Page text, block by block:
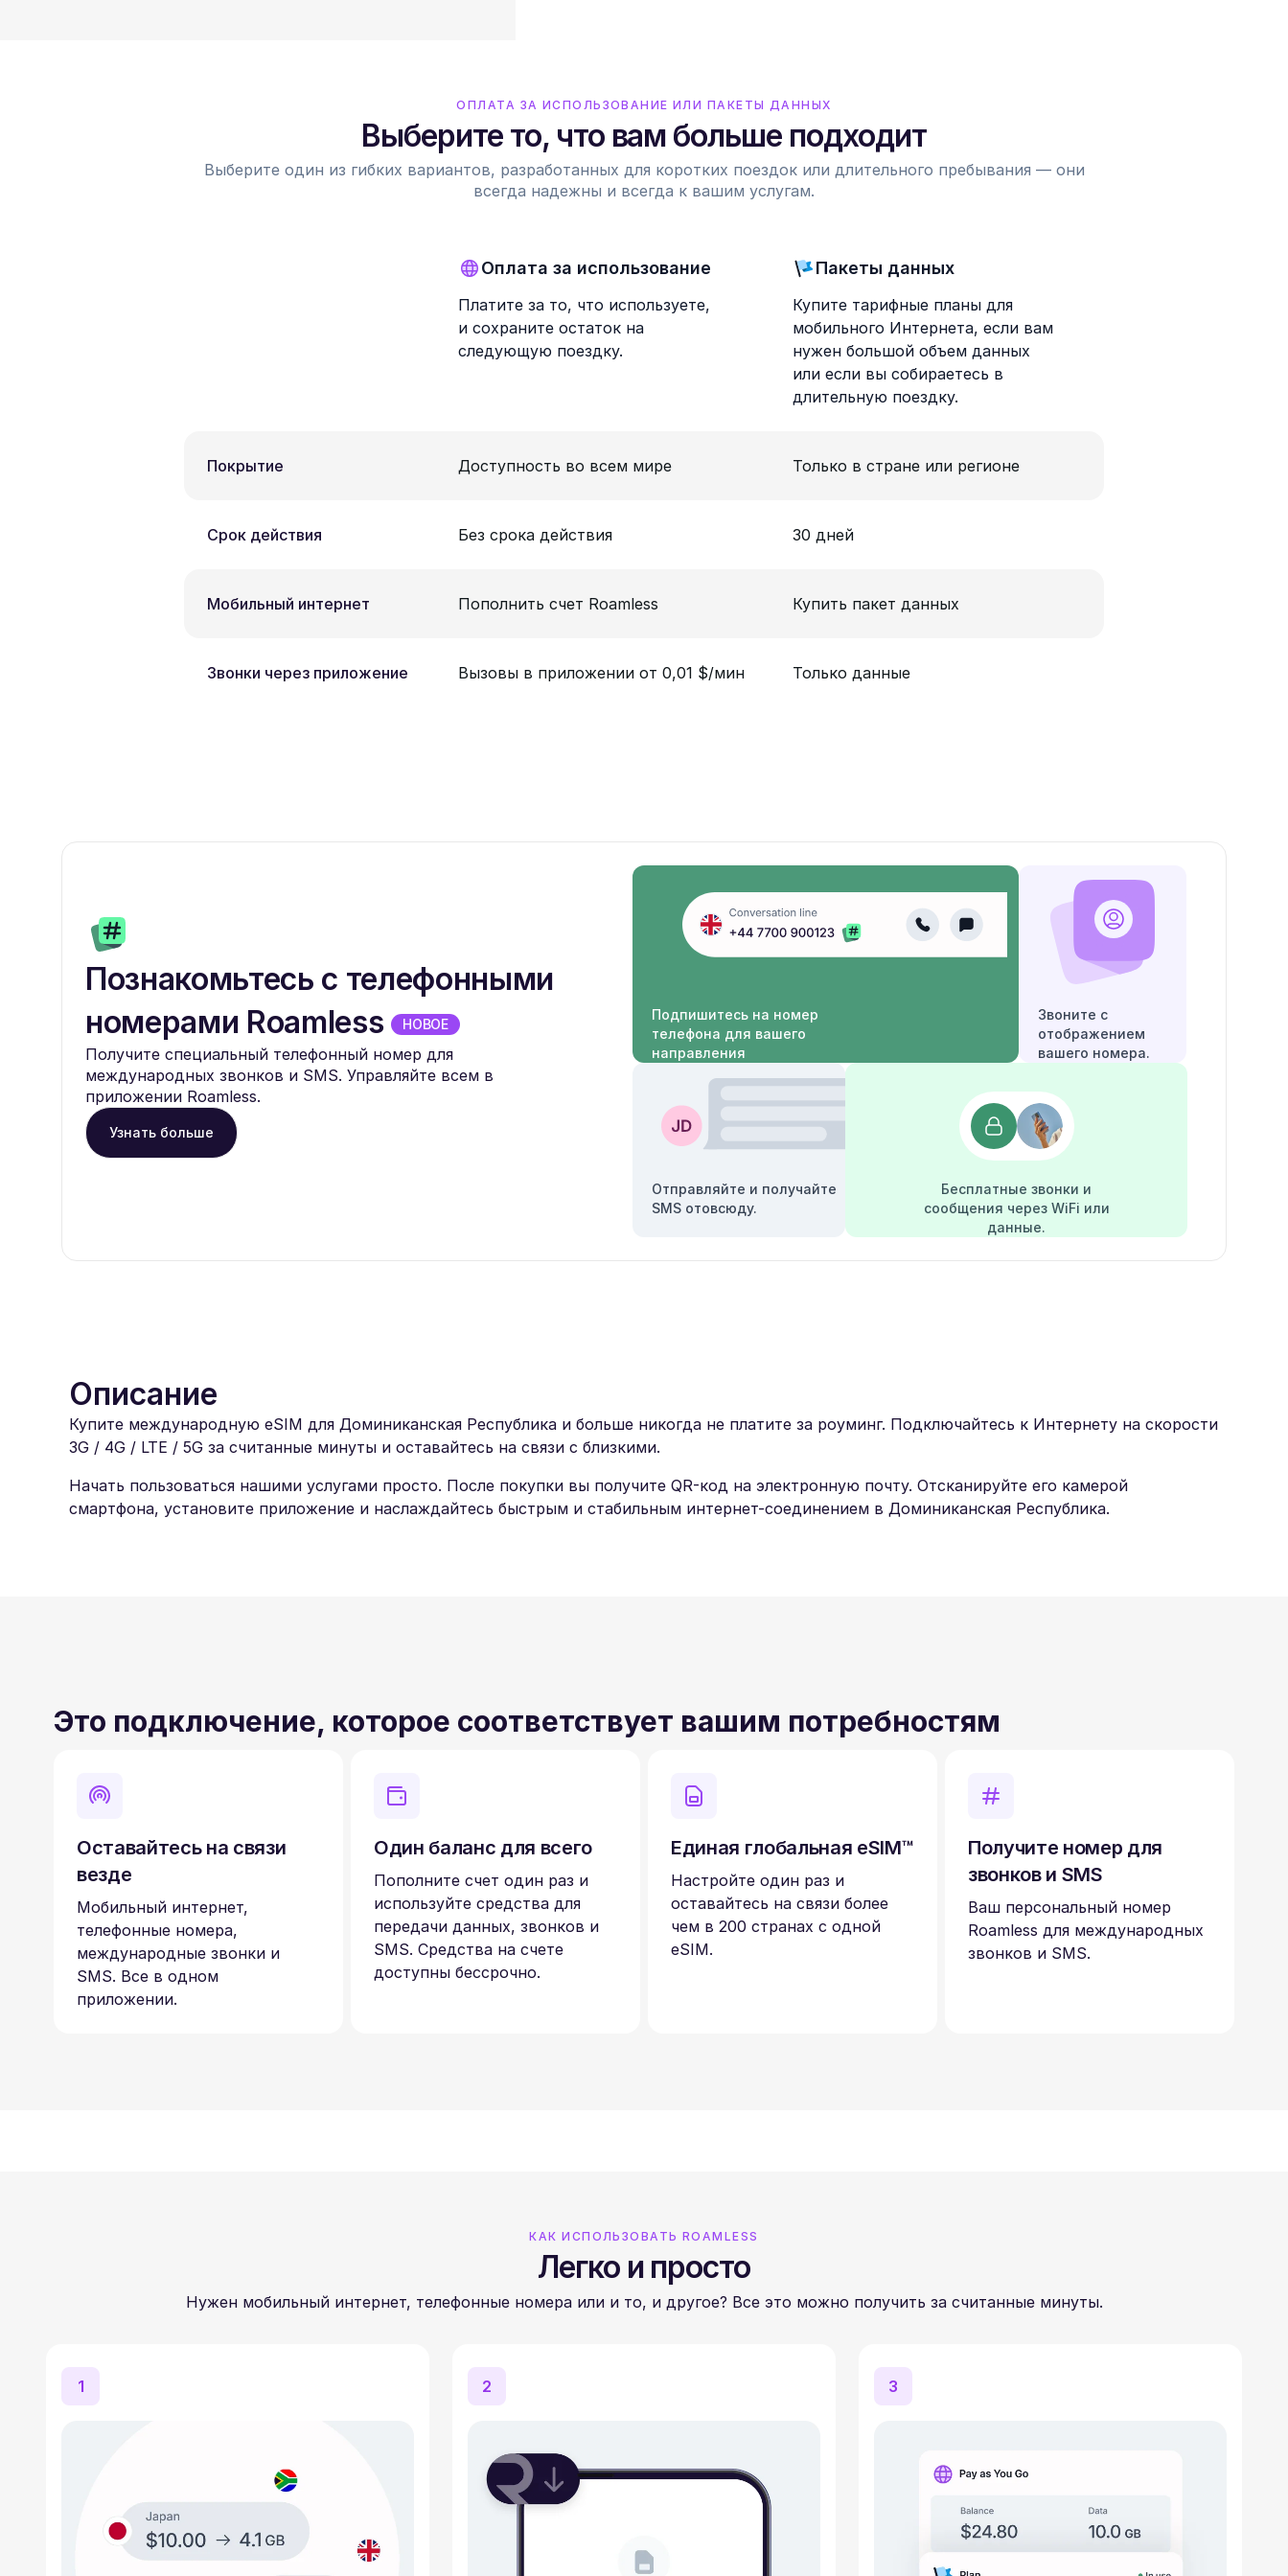
ОПЛАТА ЗА ИСПОЛЬЗОВАНИЕ ИЛИ ПАКЕТЫ ДАННЫХ
Выберите то, что вам больше подходит
Выберите один из гибких вариантов, разработанных для коротких поездок или длительного пребывания — они
всегда надежны и всегда к вашим услугам.
Оплата за использование
Платите за то, что используете,
и сохраните остаток на
следующую поездку.
Пакеты данных
Купите тарифные планы для
мобильного Интернета, если вам
нужен большой объем данных
или если вы собираетесь в
длительную поездку.
Покрытие Доступность во всем мире Только в стране или регионе
Срок действия Без срока действия 30 дней
Мобильный интернет Пополнить счет Roamless Купить пакет данных
Звонки через приложение Вызовы в приложении от 0,01 $/мин Только данные
Познакомьтесь с телефонными
номерами Roamless
НОВОЕ
Получите специальный телефонный номер для
международных звонков и SMS. Управляйте всем в
приложении Roamless.
Узнать больше
Подпишитесь на номер
телефона для вашего
направления
Звоните с
отображением
вашего номера.
Отправляйте и получайте
SMS отовсюду.
Бесплатные звонки и
сообщения через WiFi или
данные.
Описание
Купите международную eSIM для Доминиканская Республика и больше никогда не платите за роуминг. Подключайтесь к Интернету на скорости
3G / 4G / LTE / 5G за считанные минуты и оставайтесь на связи с близкими.
Начать пользоваться нашими услугами просто. После покупки вы получите QR-код на электронную почту. Отсканируйте его камерой
смартфона, установите приложение и наслаждайтесь быстрым и стабильным интернет-соединением в Доминиканская Республика.
Это подключение, которое соответствует вашим потребностям
Оставайтесь на связи
везде
Мобильный интернет,
телефонные номера,
международные звонки и
SMS. Все в одном
приложении.
Один баланс для всего
Пополните счет один раз и
используйте средства для
передачи данных, звонков и
SMS. Средства на счете
доступны бессрочно.
Единая глобальная eSIM™
Настройте один раз и
оставайтесь на связи более
чем в 200 странах с одной
eSIM.
Получите номер для
звонков и SMS
Ваш персональный номер
Roamless для международных
звонков и SMS.
КАК ИСПОЛЬЗОВАТЬ ROAMLESS
Легко и просто
Нужен мобильный интернет, телефонные номера или и то, и другое? Все это можно получить за считанные минуты.
1 2 3